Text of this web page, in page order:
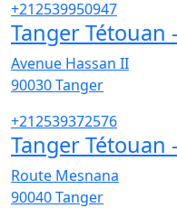
+212539950947
Tanger Tétouan
Avenue Hassan II
90030Tanger
+212539372576
Tanger Tétouan
Route Mesnana
90040Tanger